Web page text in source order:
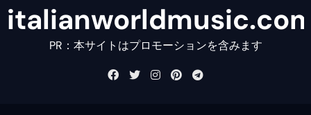
PR：本サイトはプロモーションを含みます